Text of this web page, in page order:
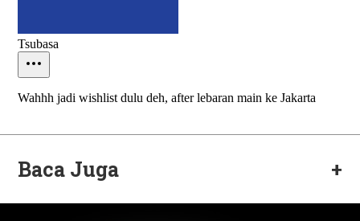
Baca Juga +